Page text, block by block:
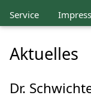
Service
Aktuelles
Dr.